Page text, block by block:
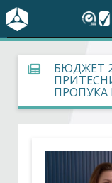
За БСК
На фокус
Социален диалог
БЮДЖЕТ